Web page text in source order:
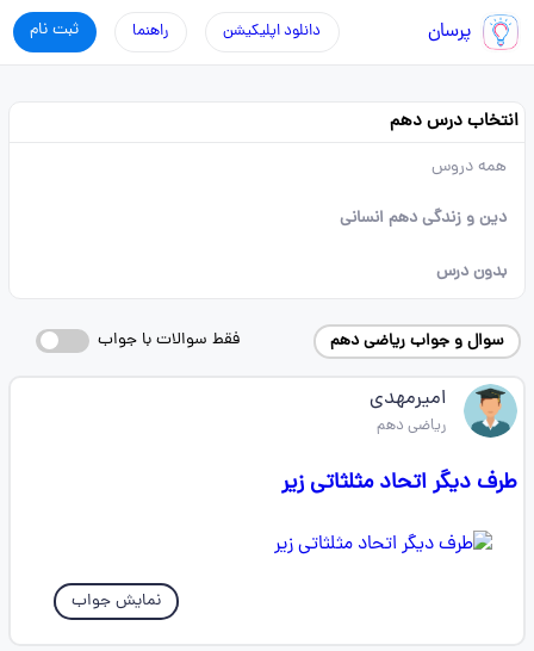
پرسان ثبت نام راهنما دانلود اپلیکیشن
انتخاب درس دهم
همه دروس
دین و زندگی دهم انسانی
بدون درس
سوال و جواب ریاضی دهم فقط سوالات با جواب
امیرمهدی
ریاضی دهم
طرف دیگر اتحاد مثلثاتی زیر
نمایش جواب